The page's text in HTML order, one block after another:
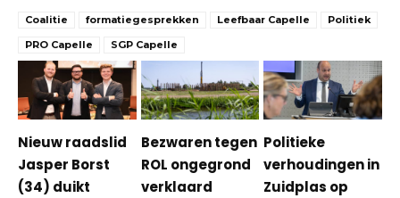
Coalitie formatiegesprekken Leefbaar Capelle
Politiek
PRO Capelle
SGP Capelle
Nieuw raadslid
Jasper Borst
(34) duikt
Bezwaren tegen
ROL ongegrond
verklaard
Politieke
verhoudingen in
Zuidplas op